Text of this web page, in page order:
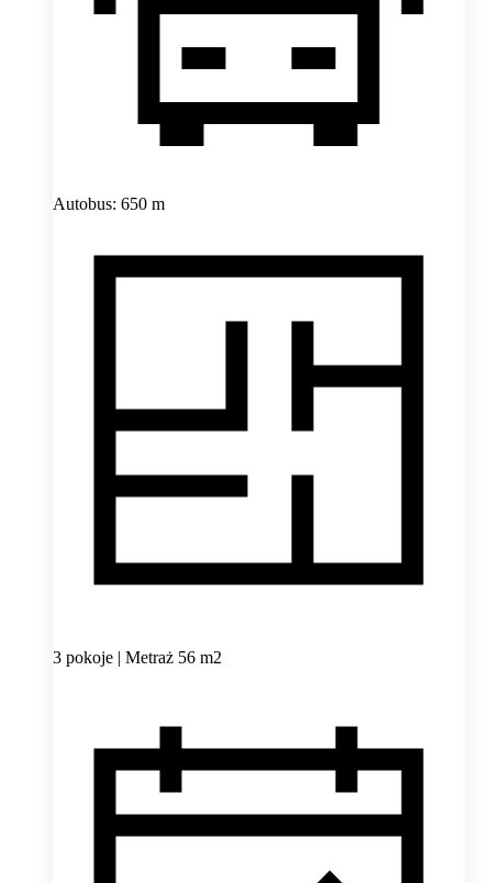
Autobus: 650 m
3 pokoje | Metraż 56 m2